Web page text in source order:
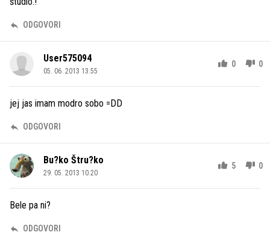
ODGOVORI
User575094
05. 06. 2013 13.55
0 0
jej jas imam modro sobo =DD
ODGOVORI
Bu?ko Štru?ko
29. 05. 2013 10.20
5 0
Bele pa ni?
ODGOVORI